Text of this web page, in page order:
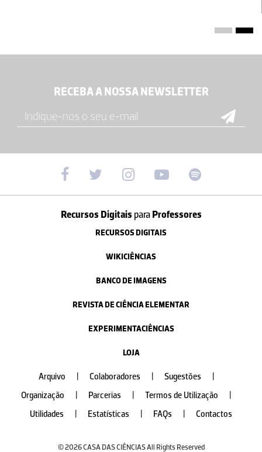
RECEBA A NOSSA NEWSLETTER
Recursos Digitais paraProfessores
RECURSOS DIGITAIS
WIKICIÊNCIAS
BANCO DE IMAGENS
REVISTA DE CIÊNCIA ELEMENTAR
EXPERIMENTACIÊNCIAS
LOJA
Arquivo Colaboradores Sugestões
Organização
Parcerias Termos de Utilização
Utilidades
Estatísticas FAQs Contactos
© 2026 CASA DAS CIÊNCIAS All Rights Reserved